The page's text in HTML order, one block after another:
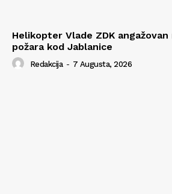
Helikopter Vlade ZDK angažovan
požara kod Jablanice
Redakcija - 7 Augusta, 2026